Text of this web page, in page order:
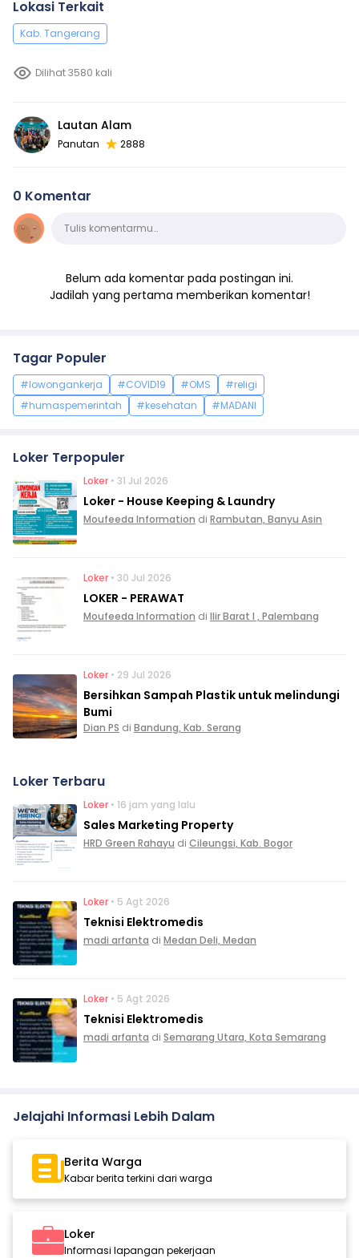
Lokasi Terkait
Kab. Tangerang
Dilihat 3580 kali
Lautan Alam
Panutan 2888
0 Komentar
KomentarTulis komentarmu…
Belum ada komentar pada postingan ini.
Jadilah yang pertama memberikan komentar!
Tagar Populer
#lowongankerja #COVID19 #OMS
#religi
#humaspemerintah
#kesehatan #MADANI
Loker Terpopuler
Loker • 31 Jul 2026
Loker - House Keeping & Laundry
Moufeeda Information di Rambutan, Banyu Asin
Loker • 30 Jul 2026
LOKER - PERAWAT
Moufeeda Information di Ilir Barat I , Palembang
Loker • 29 Jul 2026
Bersihkan Sampah Plastik untuk melindungi
Bumi
Dian PS di Bandung, Kab. Serang
Loker Terbaru
Loker • 16 jam yang lalu
Sales Marketing Property
HRD Green Rahayu di Cileungsi, Kab. Bogor
Loker • 5 Agt 2026
Teknisi Elektromedis
madi arfanta di Medan Deli, Medan
Loker • 5 Agt 2026
Teknisi Elektromedis
madi arfanta di Semarang Utara, Kota Semarang
Jelajahi Informasi Lebih Dalam
Berita Warga
Kabar berita terkini dari warga
Loker
Informasi lapangan pekerjaan